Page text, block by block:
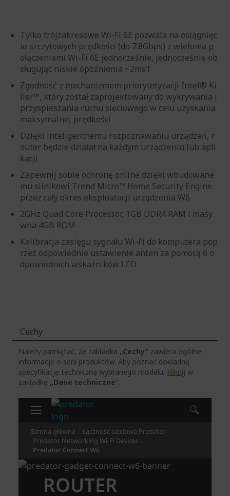
Tylko trójzakresowe Wi-Fi 6E pozwala na osiągnięc
ie szczytowych prędkości (do 7.8Gbps) z wieloma p
ołączeniami Wi-Fi 6E jednocześnie, jednocześnie ob
sługując niskie opóźnienia ~2ms1
Zgodność z mechanizmem priorytetyzacji Intel® Ki
ller™, który został zaprojektowany do wykrywania i
przyspieszania ruchu sieciowego w celu uzyskania
maksymalnej prędkości
Dzięki inteligentnemu rozpoznawaniu urządzeń, r
outer będzie działał na każdym urządzeniu lub apli
kacji
Zapewnij sobie ochronę online dzięki wbudowane
mu silnikowi Trend Micro™ Home Security Engine
przez cały okres eksploatacji urządzenia W6
2GHz Quad Core Processor, 1GB DDR4 RAM i masy
wna 4GB ROM
Kalibracja zasięgu sygnału Wi-Fi do komputera pop
rzez odpowiednie ustawienie anten za pomocą 6 o
dpowiednich wskaźników LED
Cechy
Należy pamiętać, że zakładka „Cechy” zawiera ogólne
informacje o serii produktów. Aby poznać dokładną
specyfikację techniczną wybranego modelu, kliknij w
zakładkę „Dane techniczne”.